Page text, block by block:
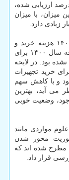
به لایحه بودجه سال ۱۴۰۰ که حدود ۰.۳۲ درصد ارزیابی شده،
با میزان
زیادی دارد.
همچنین یکی از اشکالات دانشگاه ها در سال ۱۴۰۰ هزینه خرید و
تعمیرات تجهیزات آزمایشگاهی بود. چون در بودجه سال ۱۴۰۰ برای
بود. در لایحه
برای خرید تجهیزات
و با کاهش سهم
می آید، بهترین
وضعیت خوبی
مواردی مانند
محور شدن
مطرح شده اند که
قرار داد.